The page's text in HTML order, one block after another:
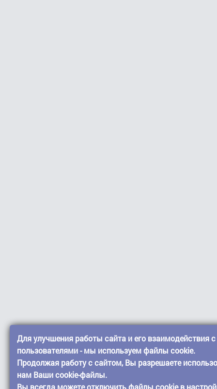
Для улучшения работы сайта и его взаимодействия с
пользователями - мы используем файлы cookie.
Продолжая работу с сайтом, Вы разрешаете
нам Ваши cookie-файлы.
Вы всегда можете отключить файлы cookie в